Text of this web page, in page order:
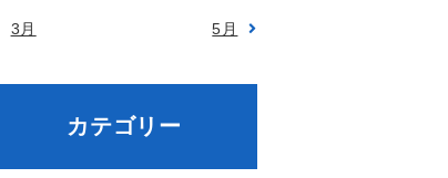
3月 5月
カテゴリー